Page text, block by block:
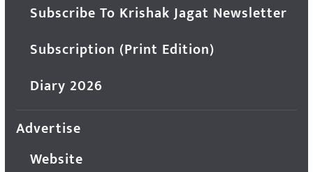
Subscribe To Krishak Jagat Newsletter
Subscription (Print Edition)
Diary 2026
Advertise
Website